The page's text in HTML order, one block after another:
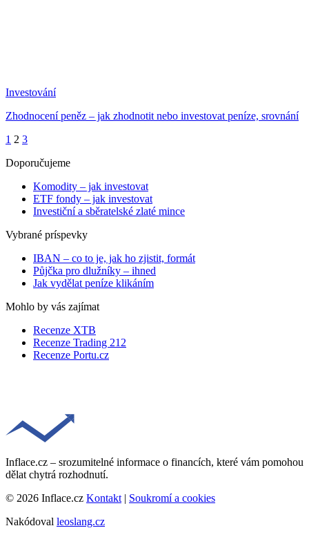
Investování
Zhodnocení peněz – jak zhodnotit nebo investovat peníze, srovnání
1 2 3
Doporučujeme
Komodity – jak investovat
ETF fondy – jak investovat
Investiční a sběratelské zlaté mince
Vybrané príspevky
IBAN – co to je, jak ho zjistit, formát
Půjčka pro dlužníky – ihned
Jak vydělat peníze klikáním
Mohlo by vás zajímat
Recenze XTB
Recenze Trading 212
Recenze Portu.cz
Inflace.cz – srozumitelné informace o financích, které vám pomohou
dělat chytrá rozhodnutí.
© 2026 Inflace.cz Kontakt | Soukromí a cookies
Nakódoval leoslang.cz